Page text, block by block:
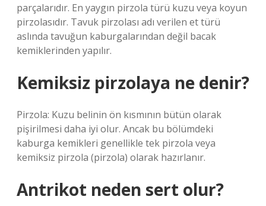
parçalarıdır. En yaygın pirzola türü kuzu veya koyun
pirzolasıdır. Tavuk pirzolası adı verilen et türü
aslında tavuğun kaburgalarından değil bacak
kemiklerinden yapılır.
Kemiksiz pirzolaya ne denir?
Pirzola: Kuzu belinin ön kısmının bütün olarak
pişirilmesi daha iyi olur. Ancak bu bölümdeki
kaburga kemikleri genellikle tek pirzola veya
kemiksiz pirzola (pirzola) olarak hazırlanır.
Antrikot neden sert olur?